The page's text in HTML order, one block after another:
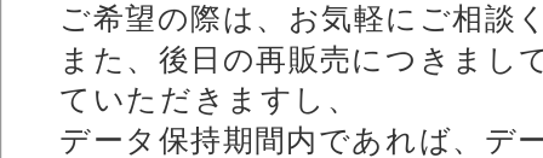
ご希望の際は、お気軽にご相談
また、後日の再販売につきまし
ていただきますし、
データ保持期間内であれば、デ